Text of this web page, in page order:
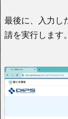
最後に、入力し
請を実行します。